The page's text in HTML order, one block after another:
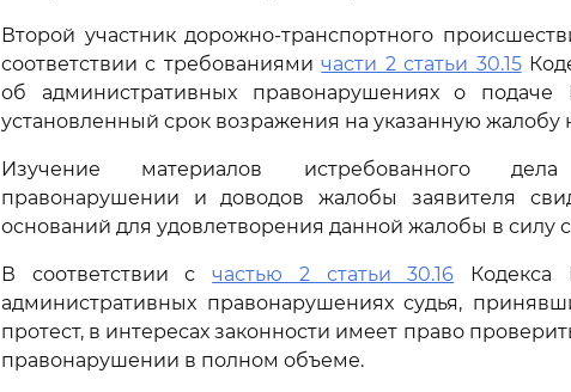
Второй участник дорожно-транспортного
соответствии с требованиямичасти 2 статьи 30.15
об административных правонарушениях о
установленный срок возражения на указанную жалобу
Изучение материалов истребованного
правонарушении и доводов жалобы заявителя
оснований для удовлетворения данной жалобы в силу
В соответствии счастью 2 статьи 30.16 Кодекса
административных правонарушениях судья,
протест, в интересах законности имеет право
правонарушении в полном объеме.